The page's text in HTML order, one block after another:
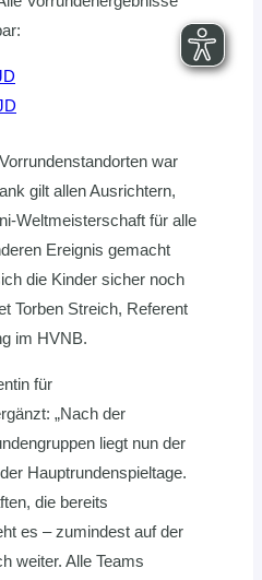
war
gilt allen Ausrichtern,
Weltmeisterschaft für alle
Ereignis gemacht
die Kinder sicher noch
Torben Streich, Referent
im HVNB.
für
„Nach der
liegt nun der
Hauptrundenspieltage.
die bereits
es – zumindest auf der
weiter. Alle Teams